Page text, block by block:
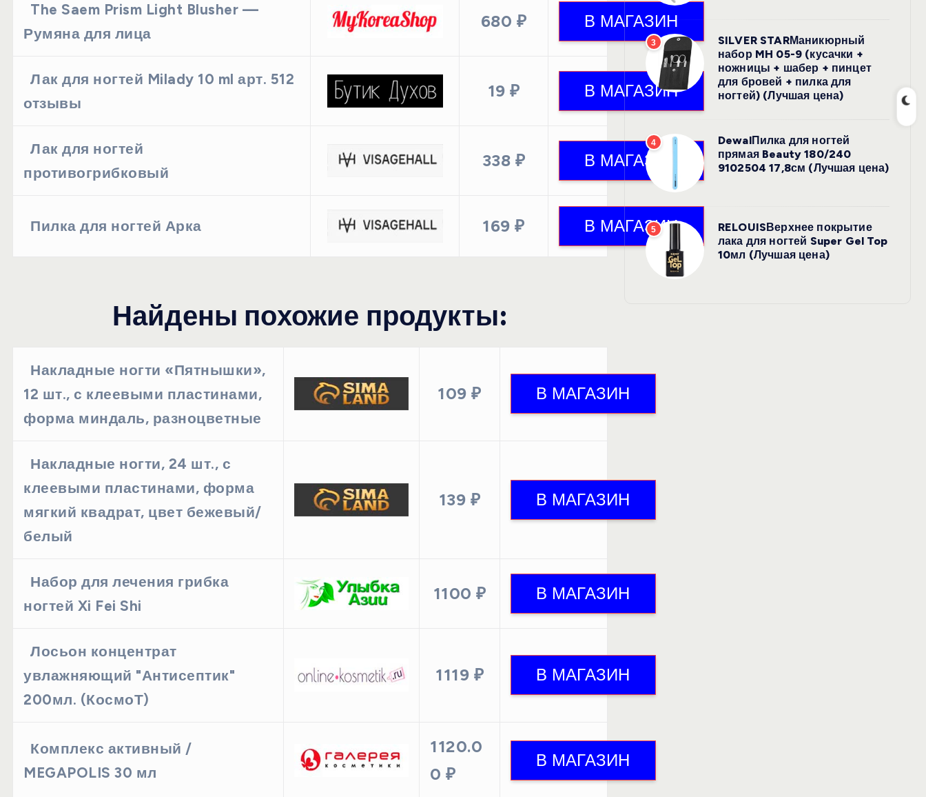
The Saem Prism Light Blusher —
Румяна для лица
680 ₽
Лак для ногтей Milady 10 ml арт. 512
отзывы
19 ₽
Лак для ногтей
противогрибковый
338 ₽
Пилка для ногтей Арка 169 ₽
Найдены похожие продукты:
Накладные ногти «Пятнышки»,
12 шт., с клеевыми пластинами,
форма миндаль, разноцветные
109 ₽
Накладные ногти, 24 шт., с
клеевыми пластинами, форма
мягкий квадрат, цвет бежевый/
белый
139 ₽
Набор для лечения грибка
ногтей Xi Fei Shi
1100 ₽
Лосьон концентрат
увлажняющий "Антисептик"
200мл. (КосмоТ)
1119 ₽
Комплекс активный /
MEGAPOLIS 30 мл
1120.0
0 ₽
3
SILVER STARМаникюрный
набор MH 05-9 (кусачки +
ножницы + шабер + пинцет
для бровей + пилка для
ногтей) (Лучшая цена)
4
DewalПилка для ногтей
прямая Beauty 180/240
9102504 17,8см (Лучшая цена)
5
RELOUISВерхнее покрытие
лака для ногтей Super Gel Top
10мл (Лучшая цена)